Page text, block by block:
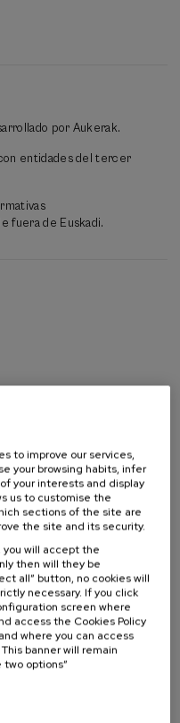
conexión con el mercado
puestos al servicio de
de libertad puedan
laboral efectivo,
la reinserción
por Aukerak.
entidades del tercer
fuera de Euskadi.
to improve our services,
your browsing habits, infer
your interests and display
us to customise the
sections of the site are
the site and its security.
you will accept the
then will they be
all” button, no cookies will
necessary. If you click
screen where
access the Cookies Policy
where you can access
banner will remain
options”